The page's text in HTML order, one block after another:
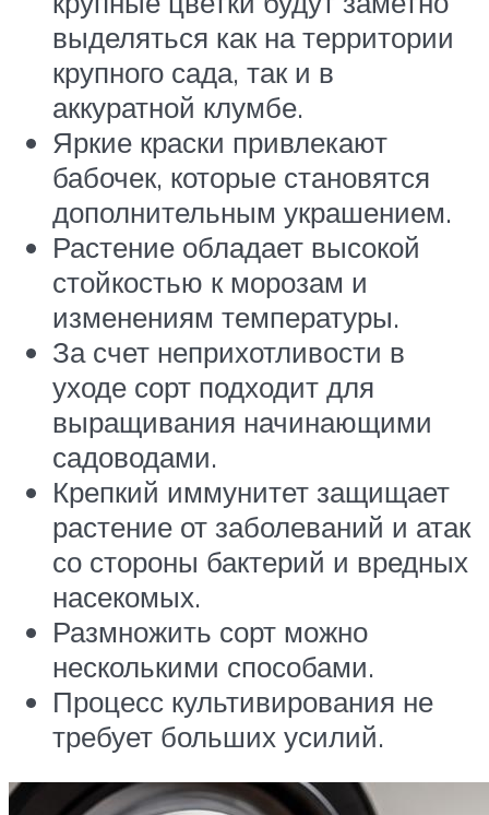
выделяться как на территории
крупного сада, так и в
аккуратной клумбе.
Яркие краски привлекают
бабочек, которые становятся
дополнительным украшением.
Растение обладает высокой
стойкостью к морозам и
изменениям температуры.
За счет неприхотливости в
уходе сорт подходит для
выращивания начинающими
садоводами.
Крепкий иммунитет защищает
растение от заболеваний и атак
со стороны бактерий и вредных
насекомых.
Размножить сорт можно
несколькими способами.
Процесс культивирования не
требует больших усилий.